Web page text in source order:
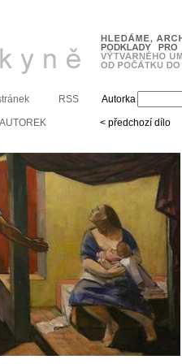
RSS Autorka
< předchozí dílo